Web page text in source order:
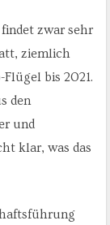
zwar sehr
ziemlich
bis 2021.
den
und
klar, was das